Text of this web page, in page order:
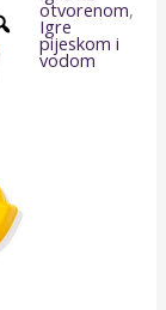
otvorenom,
Igre
pijeskom i
vodom